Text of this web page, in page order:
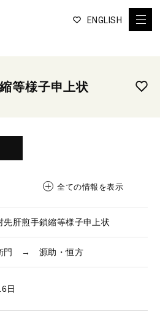
ENGLISH
等様子申上状
全ての情報を表示
先肝煎手鎖縮等様子申上状
門 → 源助・恒方
日